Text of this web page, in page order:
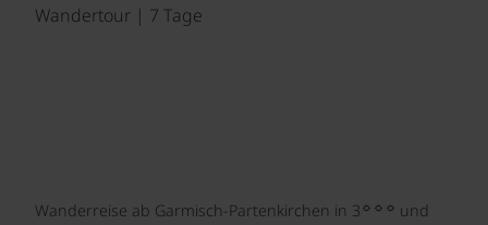
Wandertour | 7 Tage
Wanderreise ab Garmisch-Partenkirchen in 3☼☼☼ und